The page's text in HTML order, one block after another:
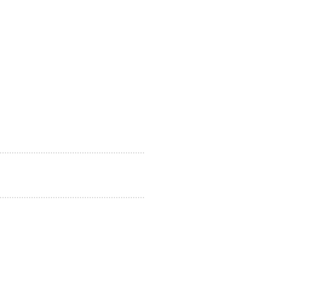
120 L SOIN quantity